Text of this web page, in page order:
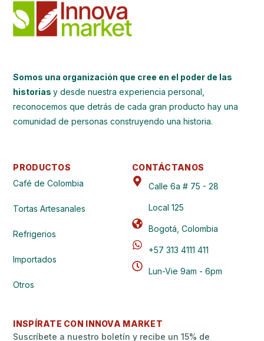
Somos una organización que cree en el poder de las
historiasy desde nuestra experiencia personal,
reconocemos que detrás de cada gran producto hay una
comunidad de personas construyendo una historia.
PRODUCTOS
Café de Colombia
Tortas Artesanales
Refrigerios
Importados
Otros
CONTÁCTANOS
Calle 6a # 75 - 28
Local 125
Bogotá, Colombia
+57 313 4111 411
Lun-Vie 9am - 6pm
INSPÍRATE CON INNOVA MARKET
Suscríbete a nuestro boletín y recibe un 15% de